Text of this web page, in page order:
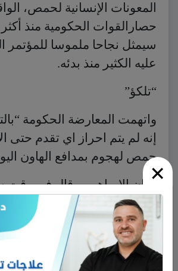
×
المعونات الإنسانية لحمص،
حصارالقوات الحكومية منذ
سيمثل نجاحا ملموسا للمؤتمر
عليه الكثير منذ بدئه.
“تلكؤ”
واتهمت المعارضة الحكومة
إنه لم يتم احراز اي تقدم حتى
حمص لهجوم بمدافع الهاون
وكان الإبراهيمي قال في وقت
يتم نقاش أكثر الأمور
تشكيل حكومة انتقالية، حتى يوم
الاقل.
وقال في ساعة متأخرة يوم